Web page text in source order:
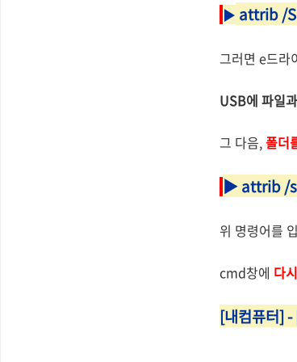
▶ attrib /S
그러면 e드라
USB에 파일
그 다음,폴더
▶ attrib /
위 명령어를
cmd창에 다
[내컴퓨터]